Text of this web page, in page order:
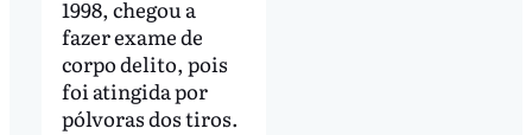
1998, chegou a
fazer exame de
corpo delito, pois
foi atingida por
pólvoras dos tiros.